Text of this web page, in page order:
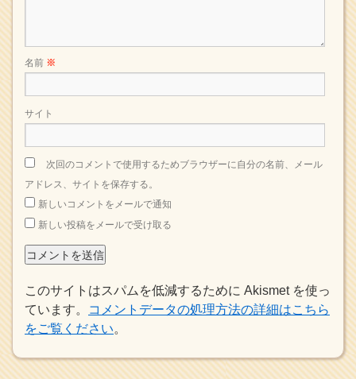
名前 ※
サイト
次回のコメントで使用するためブラウザーに自分の名前、メール
アドレス、サイトを保存する。
新しいコメントをメールで通知
新しい投稿をメールで受け取る
このサイトはスパムを低減するために Akismet を使っ
ています。
コメントデータの処理方法の詳細はこちら
をご覧ください。